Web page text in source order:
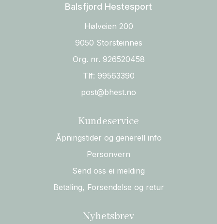
Balsfjord Hestesport
Hølveien 200
9050 Storsteinnes
Org. nr. 926520458
Tlf: 99563390
post@bhest.no
Kundeservice
Åpningstider og generell info
Personvern
Send oss ei melding
Betaling, Forsendelse og retur
Nyhetsbrev